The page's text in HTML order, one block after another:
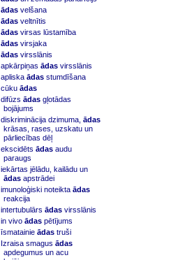
ādas velšana
ādas veltnītis
ādas virsas lūstamība
ādas virsjaka
ādas virsslānis
apkārpiņas ādas virsslānis
apliska ādas stumdīšana
cūku ādas
difūzs ādas gļotādas
bojājums
diskriminācija dzimuma, ādas
krāsas, rases, uzskatu un
pārliecības dēļ
ekscidēts ādas audu
paraugs
iekārtas jēlādu, kailādu un
ādas apstrādei
imunoloģiski noteikta ādas
reakcija
intertubulārs ādas virsslānis
in vivo ādas pētījums
īsmatainie ādas truši
Izraisa smagus ādas
apdegumus un acu